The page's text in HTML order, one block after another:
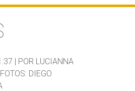
| POR LUCIANNA
DIEGO